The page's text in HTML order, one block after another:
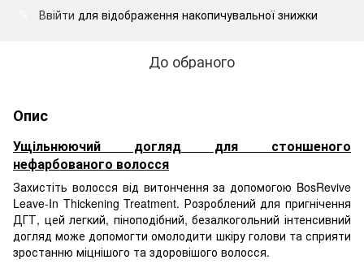
Ввійти для відображення накопичувальної знижки
До обраного
Опис
Ущільнюючий догляд для стоншеного
нефарбованого волосся
Захистіть волосся від витончення за допомогою BosRevive
Leave-In Thickening Treatment. Розроблений для пригнічення
ДГТ, цей легкий, піноподібний, безалкогольний інтенсивний
догляд може допомогти омолодити шкіру голови та сприяти
зростанню міцнішого та здоровішого волосся.